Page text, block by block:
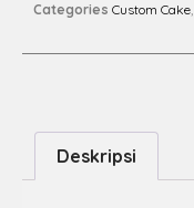
Categories Custom Cake,
Deskripsi